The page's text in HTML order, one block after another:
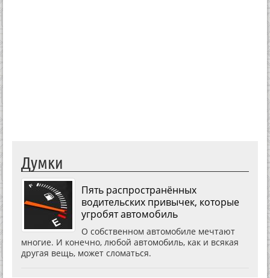
Думки
Пять распространённых
водительских привычек, которые
угробят автомобиль
О собственном автомобиле мечтают
многие. И конечно, любой автомобиль, как и всякая
другая вещь, может сломаться.